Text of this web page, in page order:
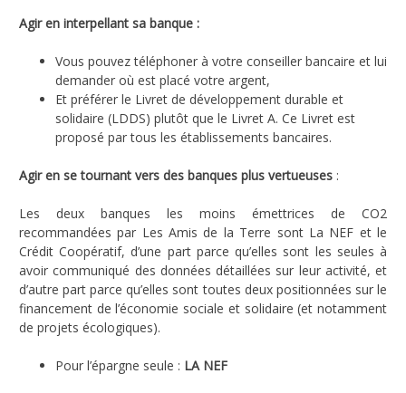
Agir en interpellant sa banque :
Vous pouvez téléphoner à votre conseiller bancaire et lui
demander où est placé votre argent,
Et préférer le Livret de développement durable et
solidaire (LDDS) plutôt que le Livret A. Ce Livret est
proposé par tous les établissements bancaires.
Agir en se tournant vers des banques plus vertueuses :
Les deux banques les moins émettrices de CO2
recommandées par Les Amis de la Terre sont La NEF et le
Crédit Coopératif, d’une part parce qu’elles sont les seules à
avoir communiqué des données détaillées sur leur activité, et
d’autre part parce qu’elles sont toutes deux positionnées sur le
financement de l’économie sociale et solidaire (et notamment
de projets écologiques).
Pour l’épargne seule : LA NEF